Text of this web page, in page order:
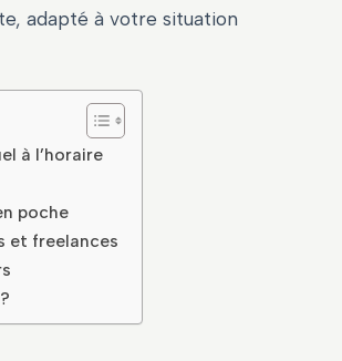
adapté à votre situation
à l’horaire
poche
et freelances